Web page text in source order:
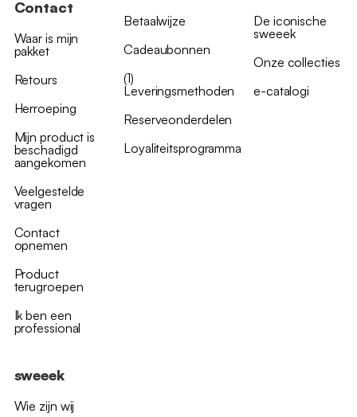
Contact
Waar is mijn
pakket
Retours
Herroeping
Mijn product is
beschadigd
aangekomen
Veelgestelde
vragen
Contact
opnemen
Product
terugroepen
Ik ben een
professional
Betaalwijze
Cadeaubonnen
(1)
Leveringsmethoden
Reserveonderdelen
Loyaliteitsprogramma
De iconische
sweeek
Onze collecties
e-catalogi
sweeek
Wie zijn wij